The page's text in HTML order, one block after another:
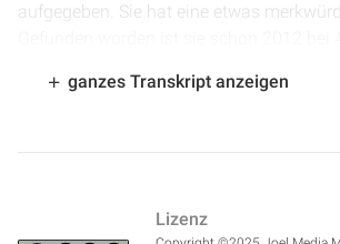
aufgegeben. Sie hat eine etwas
Tempelberges. Auf dieser Skizze kann
Tonscherbe ungefähr in die Eisenzeit IIA
ganzes Transkript anzeigen
Lizenz